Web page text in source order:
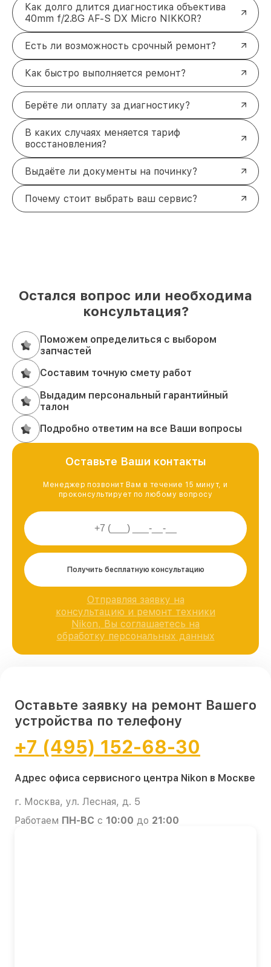
Как долго длится диагностика объектива
40mm f/2.8G AF-S DX Micro NIKKOR?
Есть ли возможность срочный ремонт?
Как быстро выполняется ремонт?
Берёте ли оплату за диагностику?
В каких случаях меняется тариф
восстановления?
Выдаёте ли документы на починку?
Почему стоит выбрать ваш сервис?
Остался вопрос или необходима
консультация?
Поможем определиться с выбором
запчастей
Составим точную смету работ
Выдадим персональный гарантийный
талон
Подробно ответим на все Ваши вопросы
Оставьте Ваши контакты
Менеджер позвонит Вам в течение 15 минут, и
проконсультирует по любому вопросу
Получить бесплатную консультацию
Отправляя заявку на
консультацию и ремонт техники
Nikon, Вы соглашаетесь на
обработку персональных данных
Оставьте заявку на ремонт Вашего
устройства по телефону
+7 (495) 152-68-30
Адрес офиса сервисного центра Nikon в Москве
г. Москва, ул. Лесная, д. 5
Работаем ПН-ВС с 10:00 до 21:00